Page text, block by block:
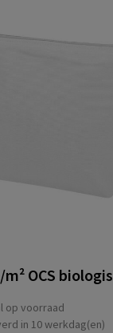
op voorraad
in 10 werkdag(en)